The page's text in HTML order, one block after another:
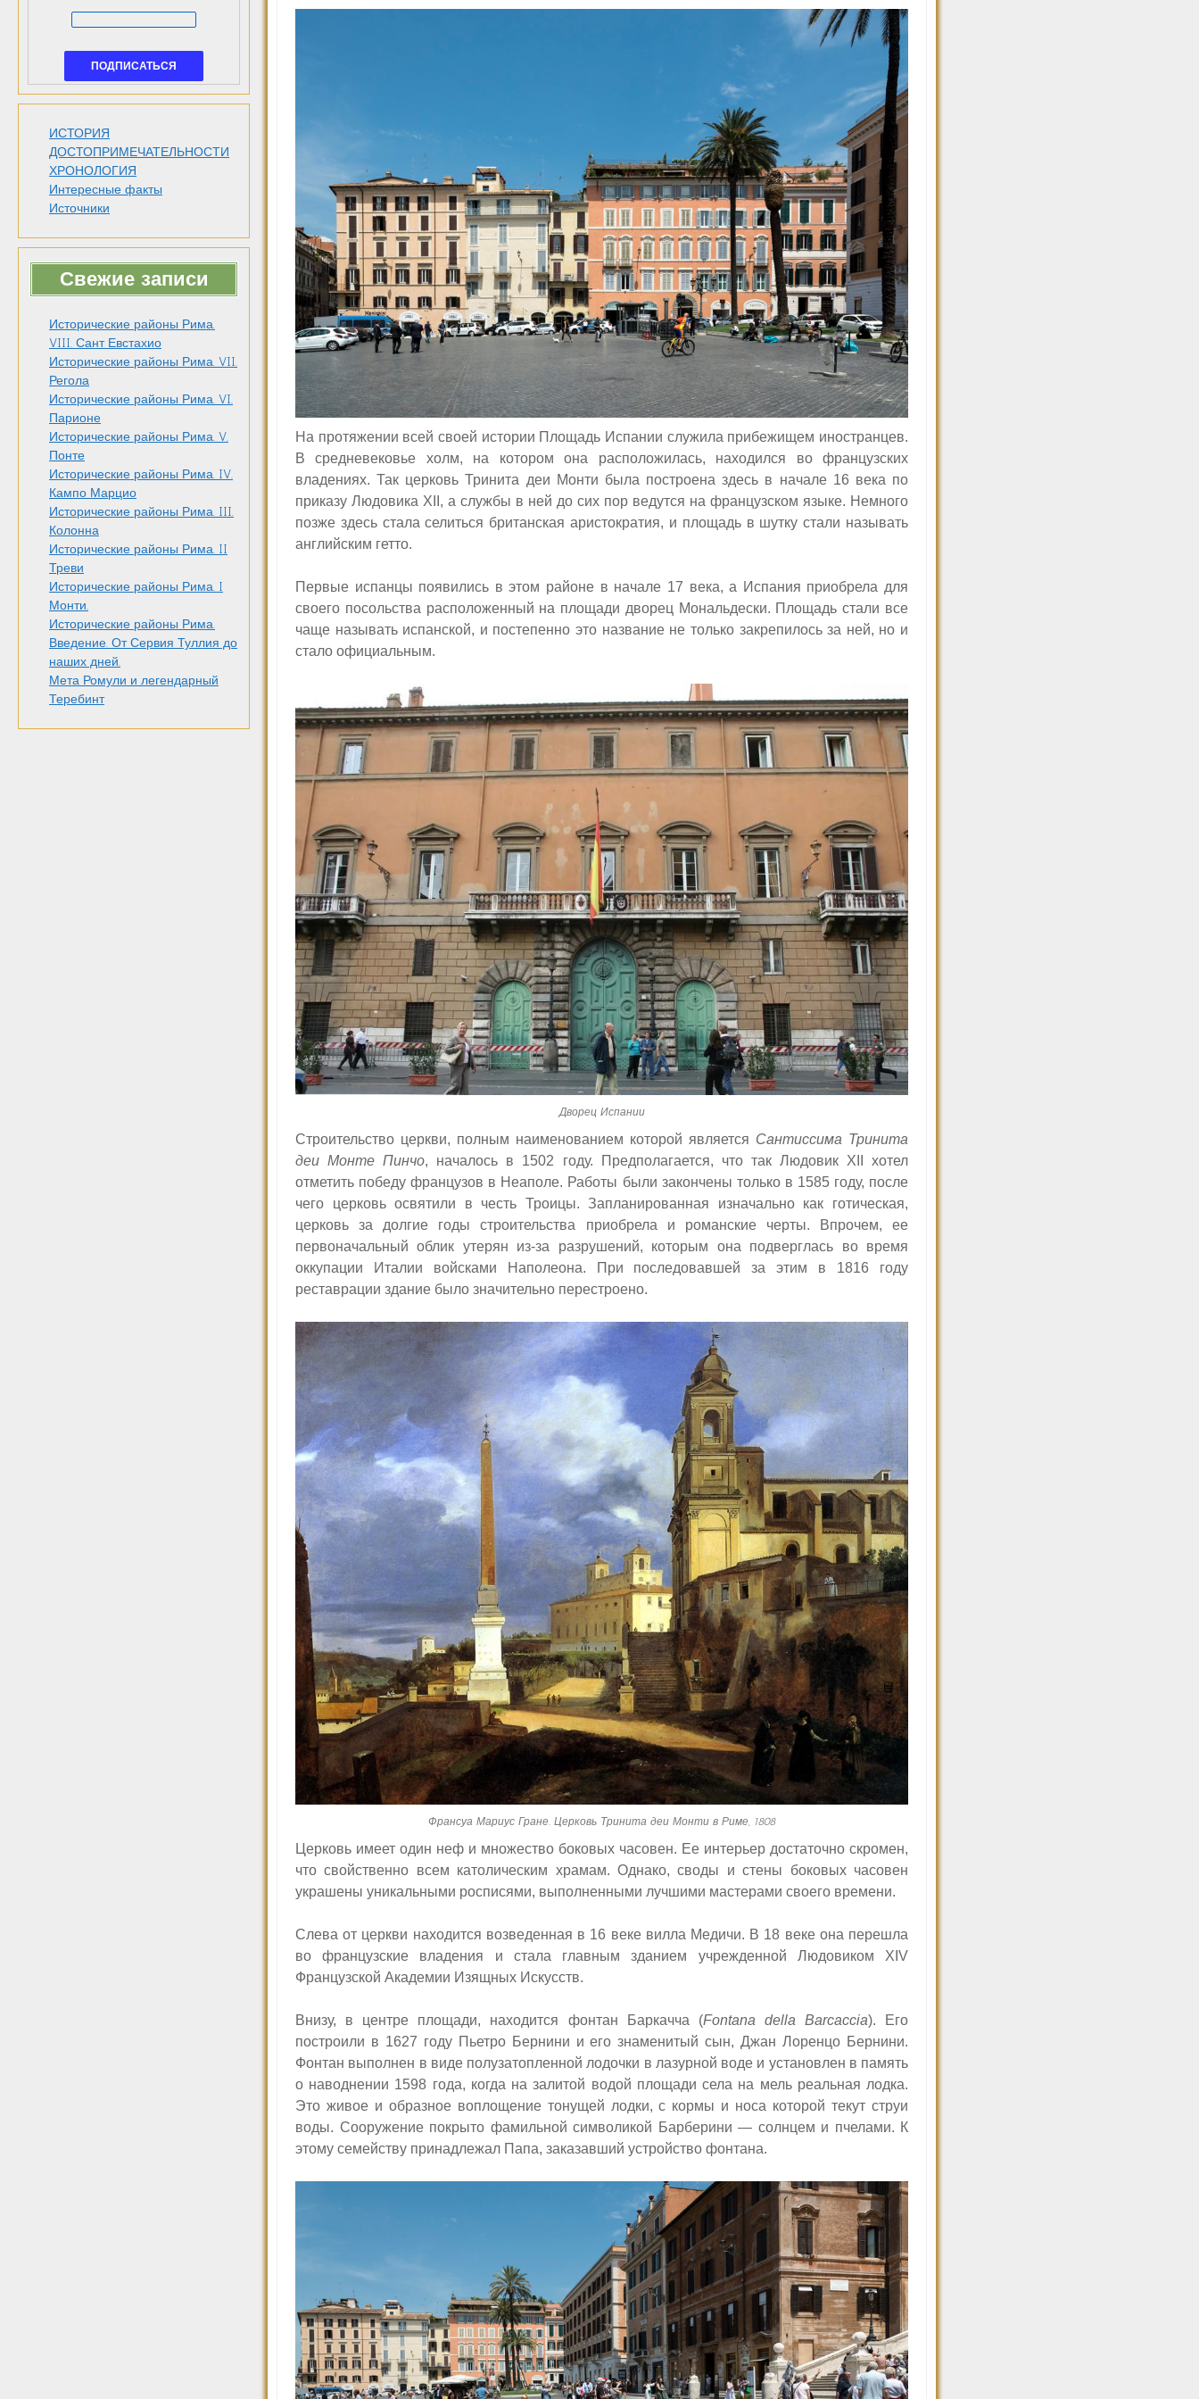
ИСТОРИЯ
ДОСТОПРИМЕЧАТЕЛЬНОСТИ
ХРОНОЛОГИЯ
Интересные факты
Источники
Свежие записи
Исторические районы Рима.
VIII. Сант Евстахио
Исторические районы Рима. VII.
Регола
Исторические районы Рима. VI.
Парионе
Исторические районы Рима. V.
Понте
Исторические районы Рима. IV.
Кампо Марцио
Исторические районы Рима. III.
Колонна
Исторические районы Рима. II
Треви
Исторические районы Рима. I
Монти.
Исторические районы Рима.
Введение. От Сервия Туллия до
наших дней.
Мета Ромули и легендарный
Теребинт
На протяжении всей своей истории Площадь Испании служила прибежищем иностранцев.
В средневековье холм, на котором она расположилась, находился во французских
владениях. Так церковь Тринита деи Монти была построена здесь в начале 16 века по
приказу Людовика XII, а службы в ней до сих пор ведутся на французском языке. Немного
позже здесь стала селиться британская аристократия, и площадь в шутку стали называть
английским гетто.
Первые испанцы появились в этом районе в начале 17 века, а Испания приобрела для
своего посольства расположенный на площади дворец Мональдески. Площадь стали все
чаще называть испанской, и постепенно это название не только закрепилось за ней, но и
стало официальным.
Дворец Испании
Строительство церкви, полным наименованием которой является Сантиссима Тринита
деи Монте Пинчо, началось в 1502 году. Предполагается, что так Людовик XIIхотел
отметить победу французов в Неаполе. Работы были закончены только в 1585 году, после
чего церковь освятили в честь Троицы. Запланированная изначально как готическая,
церковь за долгие годы строительства приобрела и романские черты. Впрочем, ее
первоначальный облик утерян из-за разрушений, которым она подверглась во время
оккупации Италии войсками Наполеона. При последовавшей за этим в 1816 году
реставрации здание было значительно перестроено.
Франсуа Мариус Гране. Церковь Тринита деи Монти в Риме, 1808
Церковь имеет один неф и множество боковых часовен. Ее интерьер достаточно скромен,
что свойственно всем католическим храмам. Однако, своды и стены боковых часовен
украшены уникальными росписями, выполненными лучшими мастерами своего времени.
Слева от церкви находится возведенная в 16 веке вилла Медичи. В 18 веке она перешла
во французские владения и стала главным зданием учрежденной Людовиком XIV
Французской Академии Изящных Искусств.
Внизу, в центре площади, находится фонтан Баркачча (Fontana della Barcaccia).
Его
построили в 1627 году Пьетро Бернини и его знаменитый сын, Джан Лоренцо Бернини.
Фонтан выполнен в виде полузатопленной лодочки в лазурной воде и установлен в память
о наводнении 1598 года, когда назалитой водой площади села на мель реальная лодка.
Это живое и образное воплощение тонущей лодки, с кормы и носа которой текут струи
воды. Сооружение покрыто фамильной символикой Барберини — солнцем и пчелами. К
этому семейству принадлежал Папа, заказавший устройство фонтана.